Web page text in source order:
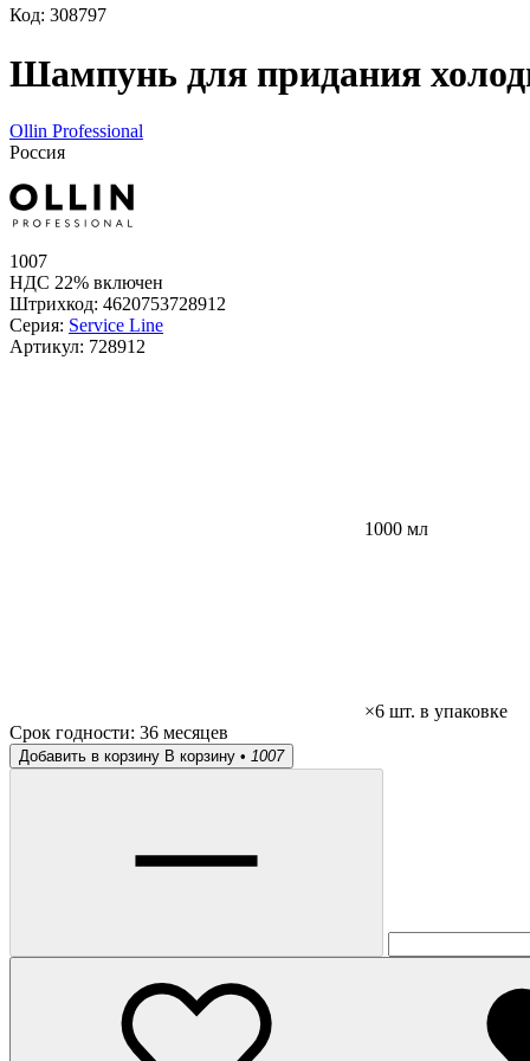
Код: 308797
Шампунь для придания
Ollin Professional
Россия
1007
НДС 22% включен
Штрихкод: 4620753728912
Серия: Service Line
Артикул: 728912
1000 мл
×6 шт. в упаковке
Срок годности: 36 месяцев
Добавить в корзину В корзину • 1007